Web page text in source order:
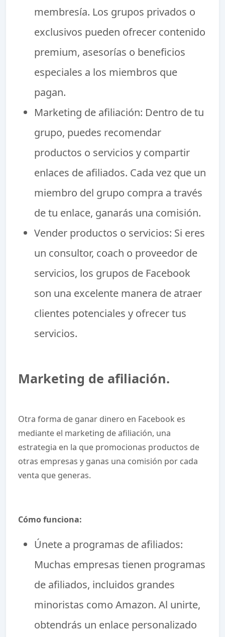
membresía. Los grupos privados o
exclusivos pueden ofrecer contenido
premium, asesorías o beneficios
especiales a los miembros que
pagan.
Marketing de afiliación: Dentro de tu
grupo, puedes recomendar
productos o servicios y compartir
enlaces de afiliados. Cada vez que un
miembro del grupo compra a través
de tu enlace, ganarás una comisión.
Vender productos o servicios: Si eres
un consultor, coach o proveedor de
servicios, los grupos de Facebook
son una excelente manera de atraer
clientes potenciales y ofrecer tus
servicios.
Marketing de afiliación.
Otra forma de ganar dinero en Facebook es
mediante el marketing de afiliación, una
estrategia en la que promocionas productos de
otras empresas y ganas una comisión por cada
venta que generas.
Cómo funciona:
Únete a programas de afiliados:
Muchas empresas tienen programas
de afiliados, incluidos grandes
minoristas como Amazon. Al unirte,
obtendrás un enlace personalizado